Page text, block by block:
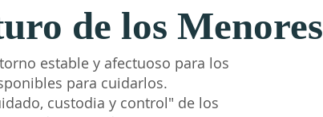
de los Menores
estable y afectuoso para los
para cuidarlos.
custodia y control" de los